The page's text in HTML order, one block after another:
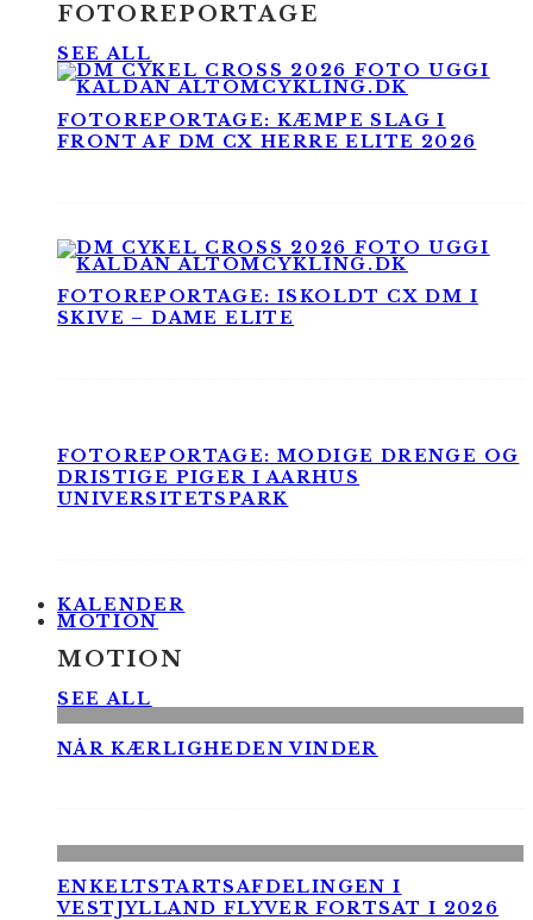
FOTOREPORTAGE
SEE ALL
FOTOREPORTAGE: KÆMPE SLAG I
FRONT AF DM CX HERRE ELITE 2026
FOTOREPORTAGE: ISKOLDT CX DM I
SKIVE – DAME ELITE
FOTOREPORTAGE: MODIGE DRENGE OG
DRISTIGE PIGER I AARHUS
UNIVERSITETSPARK
KALENDER
MOTION
MOTION
SEE ALL
NÅR KÆRLIGHEDEN VINDER
ENKELTSTARTSAFDELINGEN I
VESTJYLLAND FLYVER FORTSAT I 2026